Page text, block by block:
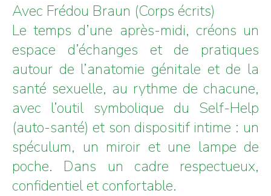
Avec Frédou Braun (Corps écrits)
Le temps d’une après-midi, créons un
espace d’échanges et de pratiques
autour de l’anatomie génitale et de la
santé sexuelle, au rythme de chacune,
avec l’outil symbolique du Self-Help
(auto-santé) et son dispositif intime : un
spéculum, un miroir et une lampe de
poche. Dans un cadre respectueux,
confidentiel et confortable.